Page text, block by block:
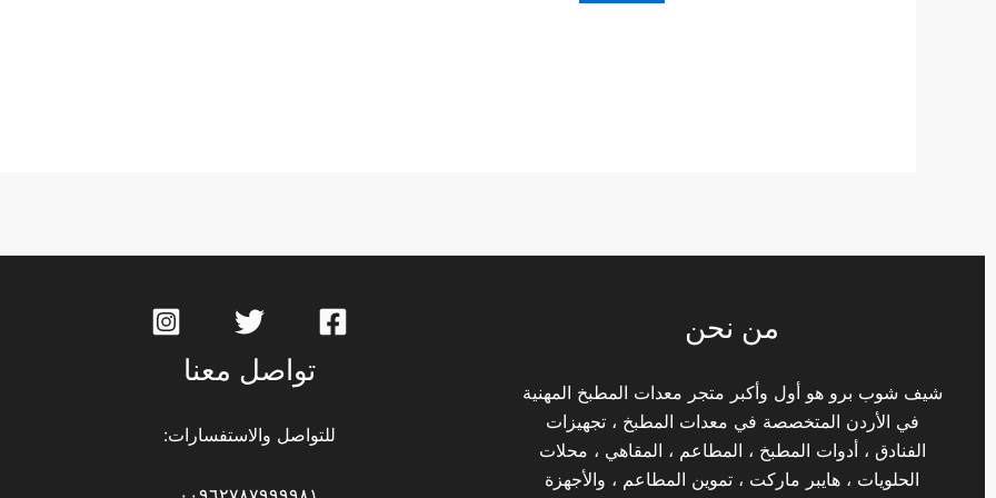
من نحن
شيف شوب برو هو أول وأكبر متجر معدات المطبخ المهنية
في الأردن المتخصصة في معدات المطبخ ، تجهيزات
الفنادق ، أدوات المطبخ ، المطاعم ، المقاهي ، محلات
الحلويات ، هايبر ماركت ، تموين المطاعم ، والأجهزة
تواصل معنا
للتواصل والاستفسارات: